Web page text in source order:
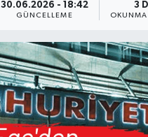
30.06.2026 - 18:42
GÜNCELLEME
3
OKUNMA